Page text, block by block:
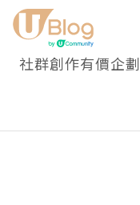
社群創作有價企劃